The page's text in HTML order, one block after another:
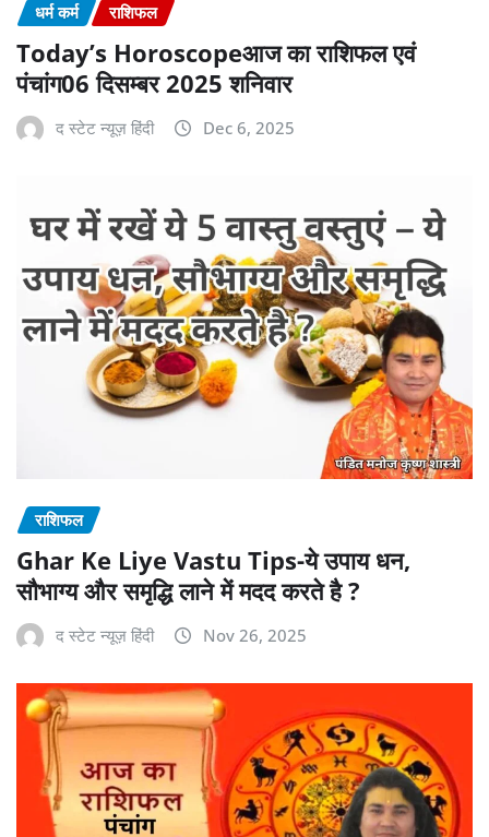
धर्म कर्म राशिफल
Today’s Horoscopeआज का राशिफल एवं
पंचांग06 दिसम्बर 2025 शनिवार
द स्टेट न्यूज़ हिंदी Dec 6, 2025
राशिफल
Ghar Ke Liye Vastu Tips-ये उपाय धन,
सौभाग्य और समृद्धि लाने में मदद करते है ?
द स्टेट न्यूज़ हिंदी Nov 26, 2025